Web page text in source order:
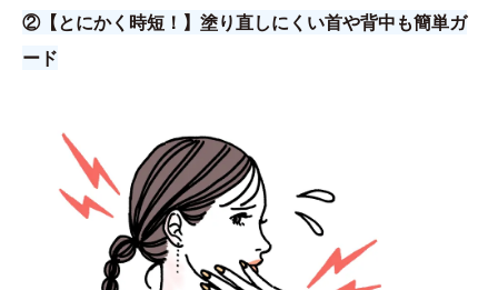
②【とにかく時短！】塗り直しにくい首や背中も簡単ガ
ード